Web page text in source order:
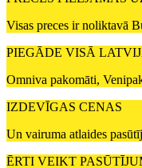
Visas preces ir noliktavā
PIEGĀDE VISĀ
Omniva pakomāti,
IZDEVĪGAS CENAS
Un vairuma atlaides
ĒRTI VEIKT